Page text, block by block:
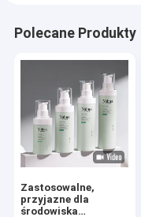
Polecane Produkty
Zastosowalne,
przyjazne dla
środowiska